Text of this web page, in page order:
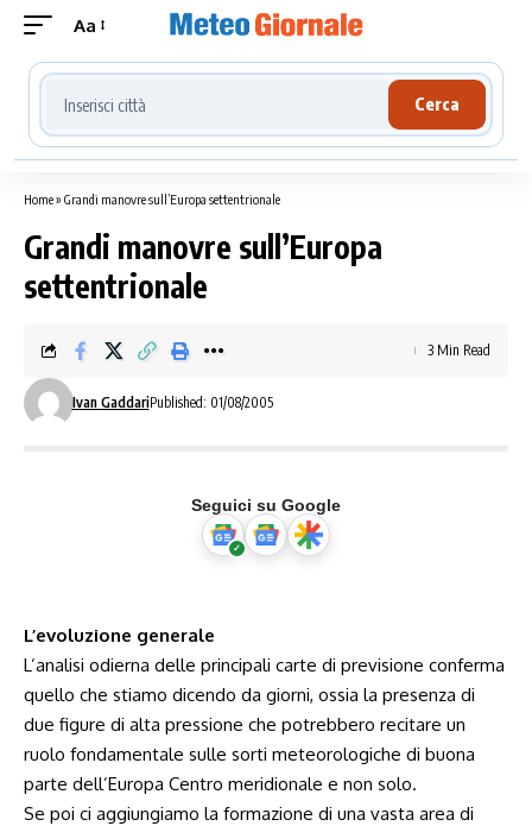
Aa
Cerca località meteo
Cerca
Home» Grandi manovre sull’Europa settentrionale
Grandi manovre sull’Europa
settentrionale
Ivan GaddariPublished: 01/08/2005
3 Min Read
Seguici su Google
L’evoluzione generale
L’analisi odierna delle principali carte di previsione conferma
quello che stiamo dicendo da giorni, ossia la presenza di
due figure di alta pressione che potrebbero recitare un
ruolo fondamentale sulle sorti meteorologiche di buona
parte dell’Europa Centro meridionale e non solo.
Se poi ci aggiungiamo la formazione di una vasta area di